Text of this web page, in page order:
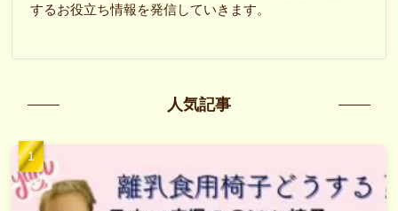
するお役立ち情報を発信していきます。
人気記事